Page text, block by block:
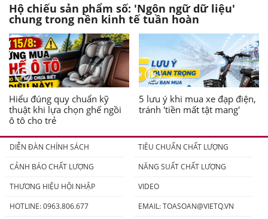
Hộ chiếu sản phẩm số: 'Ngôn ngữ dữ liệu'
chung trong nền kinh tế tuần hoàn
Hiểu đúng quy chuẩn kỹ
thuật khi lựa chọn ghế ngồi
ô tô cho trẻ
5 lưu ý khi mua xe đạp điện,
tránh 'tiền mất tật mang'
DIỄN ĐÀN CHÍNH SÁCH
TIÊU CHUẨN CHẤT LƯỢNG
CẢNH BÁO CHẤT LƯỢNG
NĂNG SUẤT CHẤT LƯỢNG
THƯƠNG HIỆU HỘI NHẬP
VIDEO
HOTLINE: 0963.806.677
EMAIL:TOASOAN@VIETQ.VN